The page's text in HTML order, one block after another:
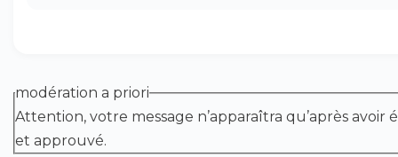
modération a priori
Attention, votre message n’apparaîtra qu’après avoir
et approuvé.